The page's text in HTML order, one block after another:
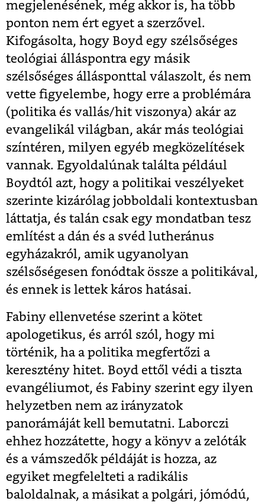
megjelenésének, még akkor is, ha több
ponton nem ért egyet a szerzővel.
Kifogásolta, hogy Boyd egy szélsőséges
teológiai álláspontra egy másik
szélsőséges állásponttal válaszolt, és nem
vette figyelembe, hogy erre a problémára
(politika és vallás/hit viszonya) akár az
evangelikál világban, akár más teológiai
színtéren, milyen egyéb megközelítések
vannak. Egyoldalúnak találta például
Boydtól azt, hogy a politikai veszélyeket
szerinte kizárólag jobboldali kontextusban
láttatja, és talán csak egy mondatban tesz
említést a dán és a svéd lutheránus
egyházakról, amik ugyanolyan
szélsőségesen fonódtak össze a politikával,
és ennek is lettek káros hatásai.
Fabiny ellenvetése szerint a kötet
apologetikus, és arról szól, hogy mi
történik, ha a politika megfertőzi a
keresztény hitet. Boyd ettől védi a tiszta
evangéliumot, és Fabiny szerint egy ilyen
helyzetben nem az irányzatok
panorámáját kell bemutatni. Laborczi
ehhez hozzátette, hogy a könyv a zelóták
és a vámszedők példáját is hozza, az
egyiket megfelelteti a radikális
baloldalnak, a másikat a polgári, jómódú,